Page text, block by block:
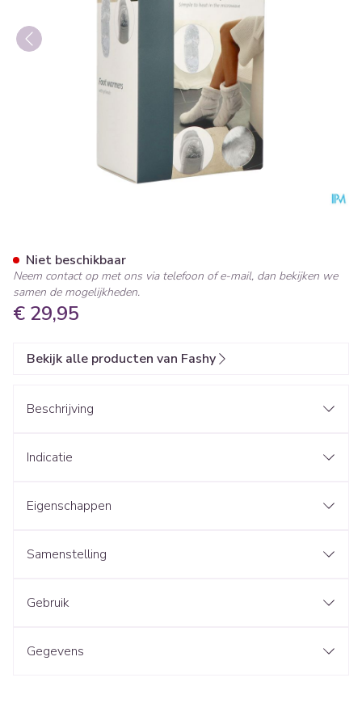
€ 29,95
Niet beschikbaar
Neem contact op met ons via telefoon of e-mail, dan bekijken we
samen de mogelijkheden.
Bekijk alle producten van Fashy
Beschrijving
Indicatie
Eigenschappen
Samenstelling
Gebruik
Gegevens